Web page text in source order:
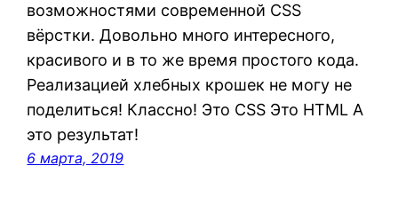
возможностями современной CSS
вёрстки. Довольно много интересного,
красивого и в то же время простого кода.
Реализацией хлебных крошек не могу не
поделиться! Классно! Это CSS Это HTML А
это результат!
6 марта, 2019